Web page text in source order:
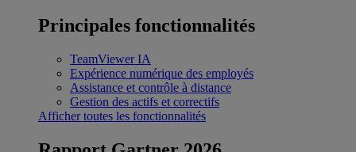
Principales fonctionnalités
TeamViewer IA
Expérience numérique des employés
Assistance et contrôle à distance
Gestion des actifs et correctifs
Afficher toutes les fonctionnalités